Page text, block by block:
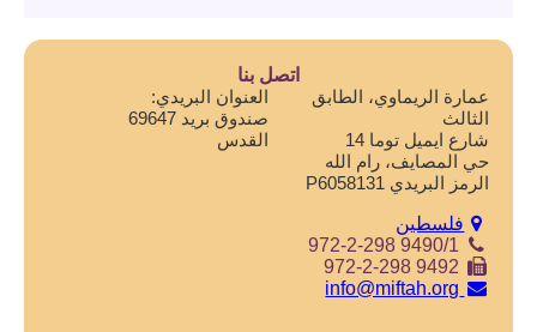
اتصل بنا
العنوان البريدي:
صندوق بريد 69647
القدس
عمارة الريماوي، الطابق
الثالث
شارع ايميل توما 14
حي المصايف، رام الله
الرمز البريدي P6058131
فلسطين
972-2-298 9490/1
972-2-298 9492